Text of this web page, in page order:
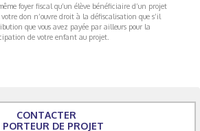
foyer fiscal qu’un élève bénéficiaire d’un projet
don n’ouvre droit à la défiscalisation que s’il
que vous avez payée par ailleurs pour la
de votre enfant au projet.
CONTACTER
PORTEUR DE PROJET